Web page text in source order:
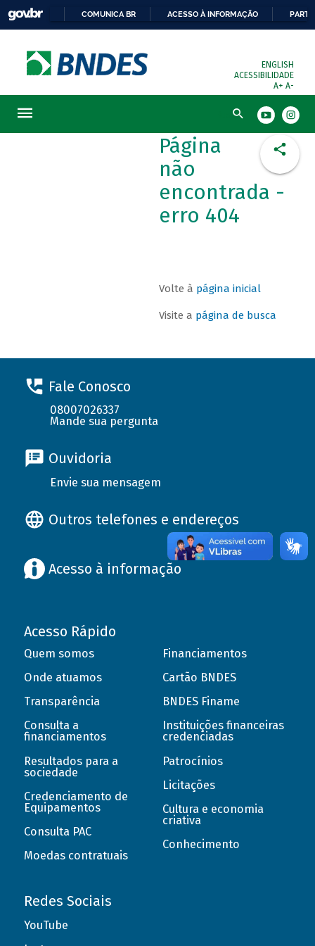
COMUNICA BR ACESSO À INFORMAÇÃO
ENGLISH
ACESSIBILIDADE
A+ A-
Busca
Página
não
encontrada -
erro 404
Volte à página inicial
Visite a página de busca
Fale Conosco
08007026337
Mande sua pergunta
Ouvidoria
Envie sua mensagem
Outros telefones e endereços
Acesso à informação
Acesso Rápido
Quem somos
Onde atuamos
Transparência
Consulta a
financiamentos
Resultados para a
sociedade
Credenciamento de
Equipamentos
Consulta PAC
Moedas contratuais
Financiamentos
Cartão BNDES
BNDES Finame
Instituições financeiras
credenciadas
Patrocínios
Licitações
Cultura e economia
criativa
Conhecimento
Redes Sociais
YouTube